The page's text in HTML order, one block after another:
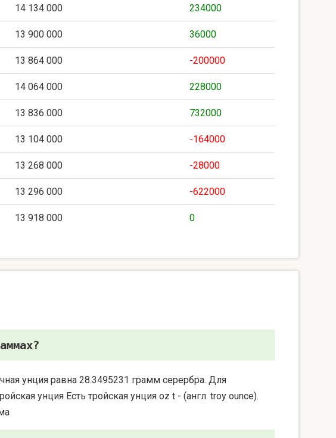
14 134 000 234000
13 900 000 36000
13 864 000 -200000
14 064 000 228000
13 836 000 732000
13 104 000 -164000
13 268 000 -28000
13 296 000 -622000
13 918 000 0
унция равна 28.3495231 грамм серербра. Для
унция Есть тройская унция oz t - (англ. troy ounce).